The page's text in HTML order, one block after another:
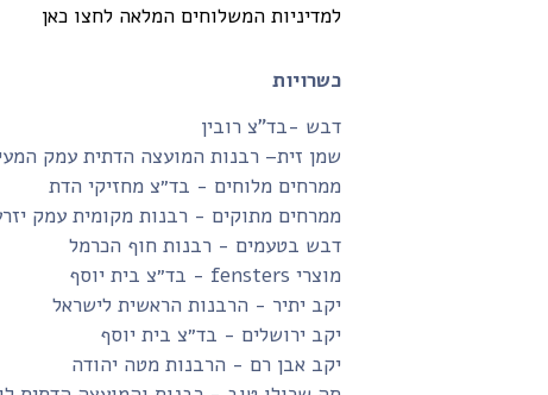
למדיניות המשלוחים המלאה לחצו כאן
כשרויות
דבש -בד”צ רובין
שמן זית– רבנות המועצה הדתית עמק
ממרחים מלוחים - בד״צ מחזיקי הדת
ממרחים מתוקים - רבנות מקומית עמק
דבש בטעמים - רבנות חוף הכרמל
מוצרי fensters - בד״צ בית יוסף
יקב יתיר - הרבנות הראשית לישראל
יקב ירושלים - בד״צ בית יוסף
יקב אבן רם - הרבנות מטה יהודה